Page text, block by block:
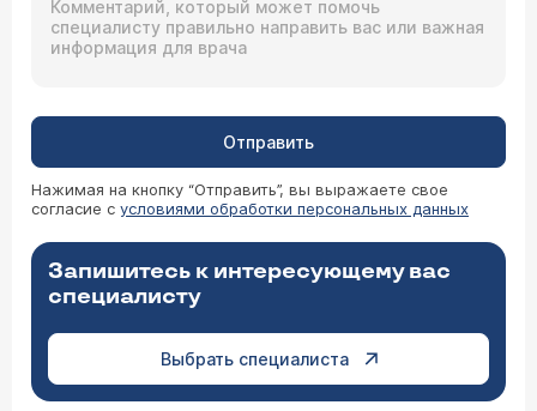
Отправить
Нажимая на кнопку “Отправить”, вы выражаете свое
согласие с условиями обработки персональных данных
Запишитесь к интересующему вас
специалисту
Выбрать специалиста